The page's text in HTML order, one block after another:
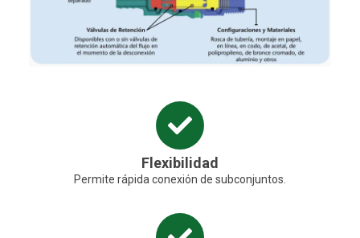
Flexibilidad
Permite rápida conexión de subconjuntos.